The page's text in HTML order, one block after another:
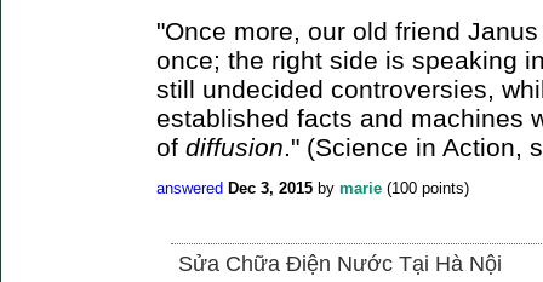
"Once more, our old friend
once; the right side is speaking
still undecided controversies,
established facts and machines
of diffusion ." (Science in Action,
answered Dec 3, 2015 by marie (100 points)
Sửa Chữa Điện Nước Tại Hà Nội